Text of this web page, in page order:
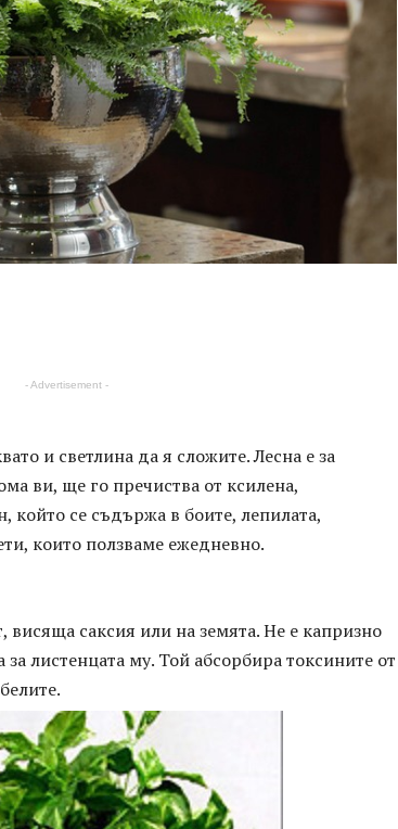
- Advertisement -
и светлина да я сложите. Лесна е за
ви, ще го пречиства от ксилена,
който се съдържа в боите, лепилата,
които ползваме ежедневно.
саксия или на земята. Не е капризно
за листенцата му. Той абсорбира токсините от